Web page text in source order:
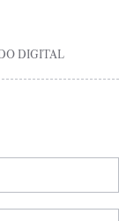
DIGITAL